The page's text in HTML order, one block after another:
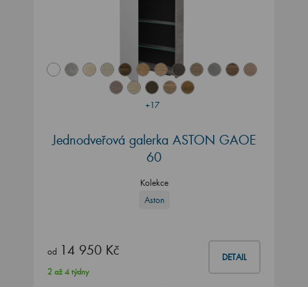
+17
Jednodveřová galerka ASTON GAOE
60
Kolekce
Aston
od 14 950 Kč DETAIL
2 až 4 týdny